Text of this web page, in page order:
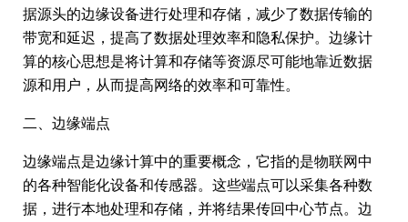
据源头的边缘设备进行处理和存储，减少了数据传输的
带宽和延迟，提高了数据处理效率和隐私保护。边缘计
算的核心思想是将计算和存储等资源尽可能地靠近数据
源和用户，从而提高网络的效率和可靠性。
二、边缘端点
边缘端点是边缘计算中的重要概念，它指的是物联网中
的各种智能化设备和传感器。这些端点可以采集各种数
据，进行本地处理和存储，并将结果传回中心节点。边